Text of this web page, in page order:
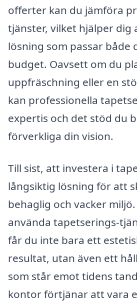
offerter kan du jämföra
tjänster, vilket hjälper dig
lösning som passar både
budget. Oavsett om du
uppfräschning eller en
kan professionella
expertis och det stöd du
förverkliga din vision.
Till sist, att investera i
långsiktig lösning för att
behaglig och vacker
använda tapetserings-
får du inte bara ett
resultat, utan även ett
som står emot tidens
kontor förtjänar att vara